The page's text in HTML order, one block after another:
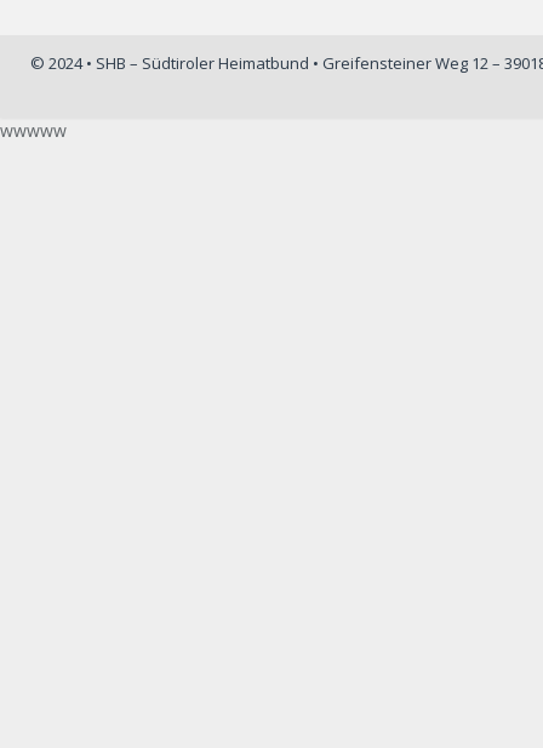
© 2024 • SHB – Südtiroler Heimatbund • Greifensteiner Weg 12 –
wwwww